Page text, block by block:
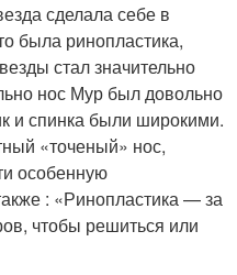
сделала себе в
была ринопластика,
стал значительно
нос Мур был довольно
и спинка были широкими.
«точеный» нос,
особенную
: «Ринопластика — за
чтобы решиться или